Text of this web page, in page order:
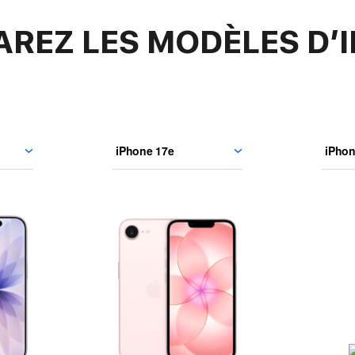
LES MODÈLES
modèle